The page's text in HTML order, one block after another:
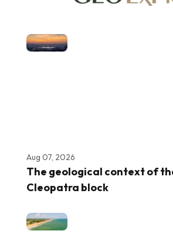
Aug 07, 2026
The geological context of
Cleopatra block